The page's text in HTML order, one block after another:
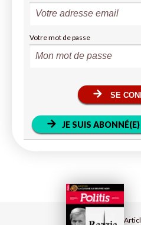
Votre mot de passe
SE
JE SUIS